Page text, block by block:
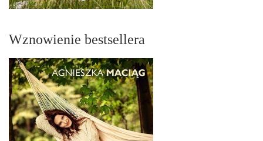
Wznowienie bestsellera